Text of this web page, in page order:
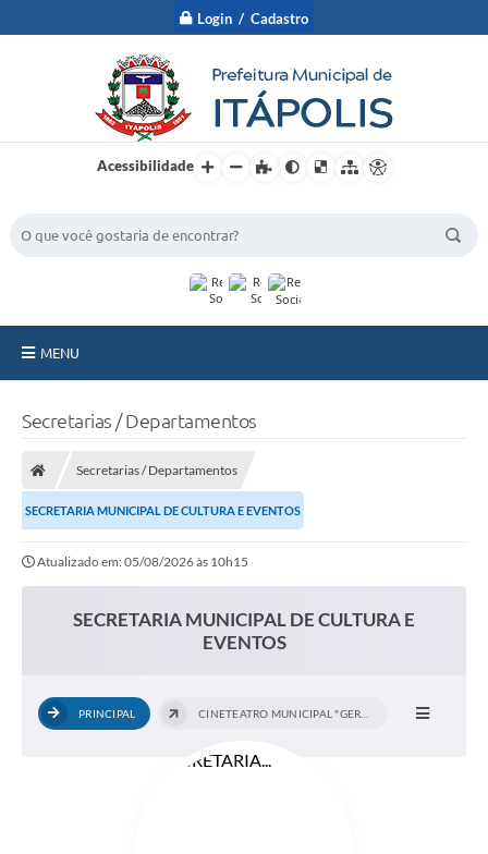
Login / Cadastro
Acessibilidade
MENU
Secretarias
Serviços Online
Contato
Editais
Secretarias / Departamentos
Secretarias / Departamentos
SECRETARIA MUNICIPAL DE CULTURA E EVENTOS
Atualizado em: 05/08/2026 às 10h15
SECRETARIA MUNICIPAL DE CULTURA E
EVENTOS
PRINCIPAL